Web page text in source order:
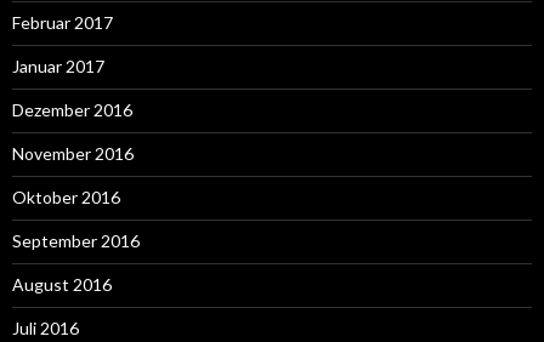
Februar 2017
Januar 2017
Dezember 2016
November 2016
Oktober 2016
September 2016
August 2016
Juli 2016